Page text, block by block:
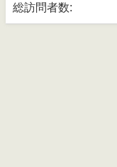
総訪問者数: